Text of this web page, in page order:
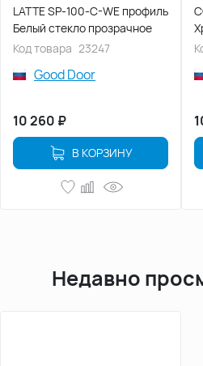
LATTE SP-100-C-WE профиль
Белый стекло прозрачное
Код товара 23247
Good Door
10 260 ₽
В КОРЗИНУ
Недавно